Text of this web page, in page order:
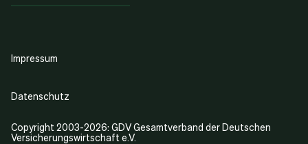
Copyright 2003-2026: GDV Gesamtverband der Deutschen
Versicherungswirtschaft e.V.
Impressum
Datenschutz